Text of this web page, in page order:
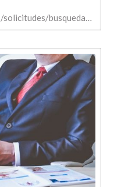
empleo.jccm.es/formacion/jsp/solicitudes/busquedaGrupos.jsp